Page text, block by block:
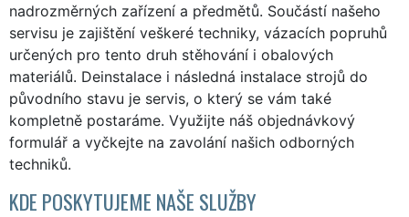
nadrozměrných zařízení a předmětů. Součástí našeho
servisu je zajištění veškeré techniky, vázacích popruhů
určených pro tento druh stěhování i obalových
materiálů. Deinstalace i následná instalace strojů do
původního stavu je servis, o který se vám také
kompletně postaráme. Využijte náš objednávkový
formulář a vyčkejte na zavolání našich odborných
techniků.
KDE POSKYTUJEME NAŠE SLUŽBY